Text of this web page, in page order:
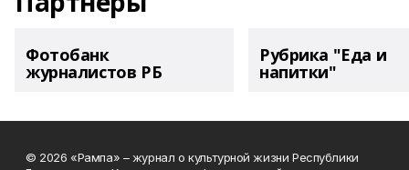
Фотобанк
журналистов РБ
Рубрика "Еда и
напитки"
© 2026 «Рампа» – журнал о культурной жизни Республики